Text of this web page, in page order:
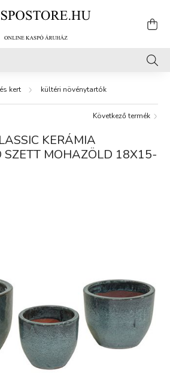
kert kültéri növénytartók
Következő termék
KERÁMIA
SZETT MOHAZÖLD 18X15-